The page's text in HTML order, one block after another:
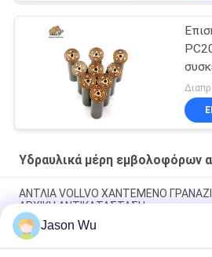
Υδραυλικά μέρη εμβολοφόρων
ΑΝΤΛΙΑ VOLLVO ΧΑΝΤΕΜΕΝΟ ΓΡΑΝΑΖΙ
ΑΡΧΙΚΗ ΑΝΤΙΚΑΤΑΣΤΑΣΗ
ΑΝΤΛΙΑ VOLLVO ΧΑΝΤΕΜΕΝΟ ΓΡΑΝΑΖΙ
ΑΡΧΙΚΗ ΑΝΤΙΚΑΤΑΣΤΑΣΗ
Jason Wu